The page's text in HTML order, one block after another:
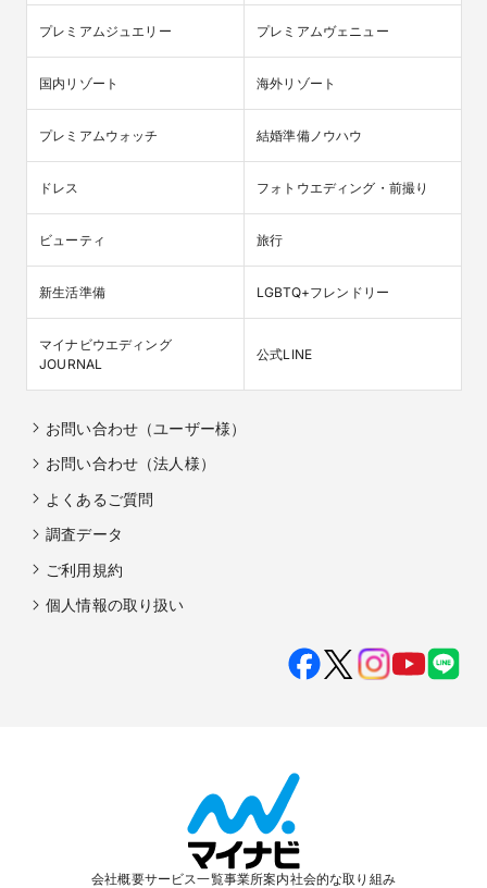
プレミアムジュエリー プレミアムヴェニュー
国内リゾート 海外リゾート
プレミアムウォッチ 結婚準備ノウハウ
ドレス フォトウエディング・前撮り
ビューティ 旅行
新生活準備 LGBTQ+フレンドリー
マイナビウエディング
JOURNAL
公式LINE
お問い合わせ（ユーザー様）
お問い合わせ（法人様）
よくあるご質問
調査データ
ご利用規約
個人情報の取り扱い
会社概要サービス一覧事業所案内社会的な取り組み